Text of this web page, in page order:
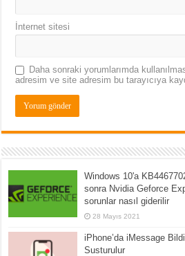
İnternet sitesi
Daha sonraki yorumlarımda
adresim ve site adresim bu tarayıcıya
Windows 10'a
sonra Nvidia Geforce
sorunlar nasıl giderilir
28 Mayıs 2021
iPhone’da iMessage
Susturulur